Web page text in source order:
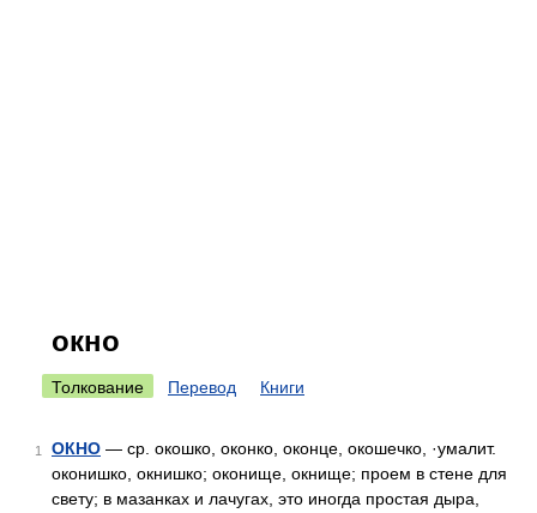
окно
Толкование Перевод Книги
1 ОКНО — ср. окошко, оконко, оконце, окошечко, ·умалит.
оконишко, окнишко; оконище, окнище; проем в стене для
свету; в мазанках и лачугах, это иногда простая дыра,